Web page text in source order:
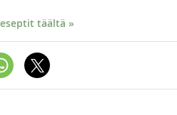
täältä »